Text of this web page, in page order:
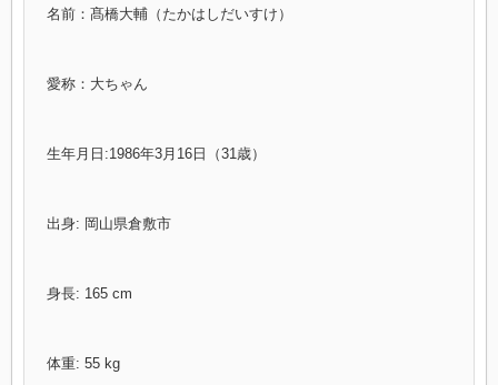
名前：髙橋大輔（たかはしだいすけ）
愛称：大ちゃん
生年月日:1986年3月16日（31歳）
出身: 岡山県倉敷市
身長: 165 cm
体重: 55 kg